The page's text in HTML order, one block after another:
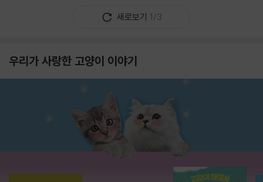
새로보기 1/3
우리가 사랑한 고양이 이야기